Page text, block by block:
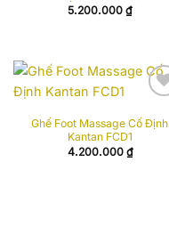
5.200.000 ₫
wishlist
Ghế Foot Massage Cố Định
Kantan FCD1
4.200.000 ₫